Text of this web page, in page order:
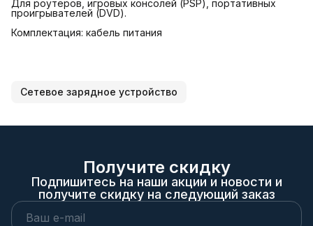
Для роутеров, игровых консолей (PSP), портативных
проигрывателей (DVD).
Комплектация: кабель питания
Сетевое зарядное устройство
Получите скидку
Подпишитесь на наши акции и новости и
получите скидку на следующий заказ